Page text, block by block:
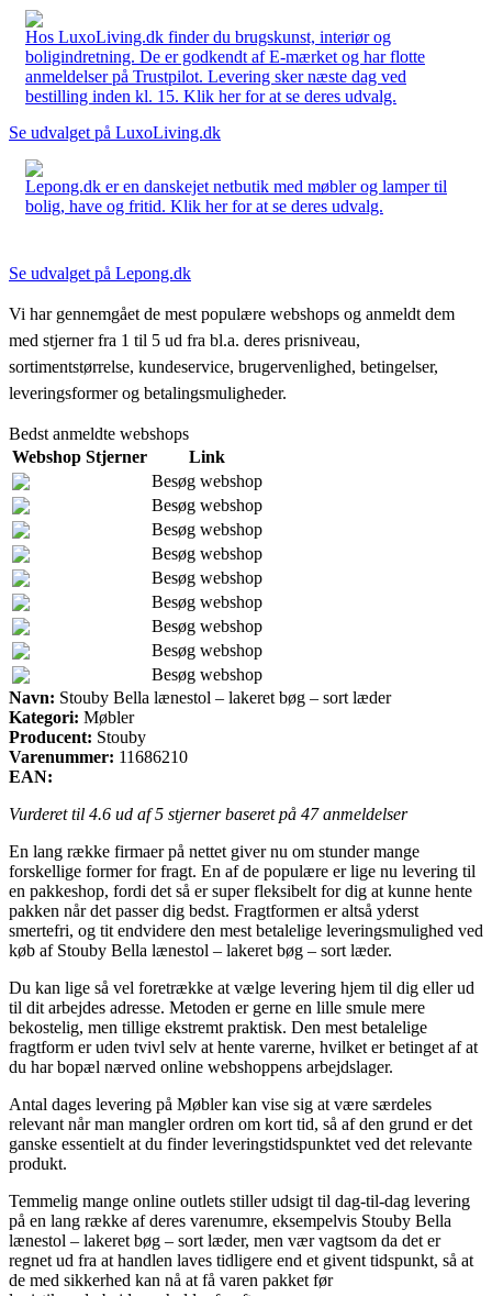
Hos LuxoLiving.dk finder du brugskunst, interiør og
boligindretning. De er godkendt af E-mærket og har flotte
anmeldelser på Trustpilot. Levering sker næste dag ved
bestilling inden kl. 15. Klik her for at se deres udvalg.
Se udvalget på LuxoLiving.dk
Lepong.dk er en danskejet netbutik med møbler og lamper til
bolig, have og fritid. Klik her for at se deres udvalg.
Se udvalget på Lepong.dk
Vi har gennemgået de mest populære webshops og anmeldt dem
med stjerner fra 1 til 5 ud fra bl.a. deres prisniveau,
sortimentstørrelse, kundeservice, brugervenlighed, betingelser,
leveringsformer og betalingsmuligheder.
Bedst anmeldte webshops
Webshop Stjerner
Link
Besøg webshop
Besøg webshop
Besøg webshop
Besøg webshop
Besøg webshop
Besøg webshop
Besøg webshop
Besøg webshop
Besøg webshop
Navn: Stouby Bella lænestol – lakeret bøg – sort læder
Kategori: Møbler
Producent: Stouby
Varenummer: 11686210
EAN:
Vurderet til 4.6 ud af 5 stjerner baseret på 47anmeldelser
En lang række firmaer på nettet giver nu om stunder mange
forskellige former for fragt. En af de populære er lige nu levering til
en pakkeshop, fordi det så er super fleksibelt for dig at kunne hente
pakken når det passer dig bedst. Fragtformen er altså yderst
smertefri, og tit endvidere den mest betalelige leveringsmulighed ved
køb af Stouby Bella lænestol – lakeret bøg – sort læder.
Du kan lige så vel foretrække at vælge levering hjem til dig eller ud
til dit arbejdes adresse. Metoden er gerne en lille smule mere
bekostelig, men tillige ekstremt praktisk. Den mest betalelige
fragtform er uden tvivl selv at hente varerne, hvilket er betinget af at
du har bopæl nærved online webshoppens arbejdslager.
Antal dages levering på Møbler kan vise sig at være særdeles
relevant når man mangler ordren om kort tid, så af den grund er det
ganske essentielt at du finder leveringstidspunktet ved det relevante
produkt.
Temmelig mange online outlets stiller udsigt til dag-til-dag levering
på en lang række af deres varenumre, eksempelvis Stouby Bella
lænestol – lakeret bøg – sort læder, men vær vagtsom da det er
regnet ud fra at handlen laves tidligere end et givent tidspunkt, så at
de med sikkerhed kan nå at få varen pakket før